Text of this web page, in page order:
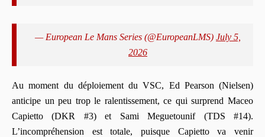
— European Le Mans Series (@EuropeanLMS) July 5,
2026
Au moment du déploiement du VSC, Ed Pearson (Nielsen)
anticipe un peu trop le ralentissement, ce qui surprend Maceo
Capietto (DKR #3) et Sami Meguetounif (TDS #14).
L’incompréhension est totale, puisque Capietto va venir